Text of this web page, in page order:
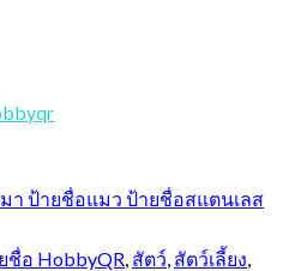
ชื่อ HobbyQR, สัตว์, สัตว์เลี้ยง,